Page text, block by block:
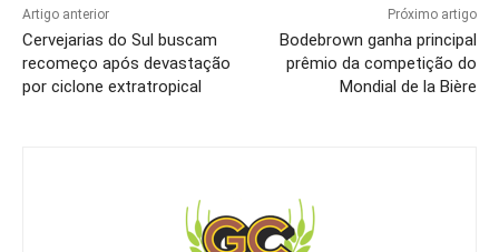
Artigo anterior
Cervejarias do Sul buscam
recomeço após devastação
por ciclone extratropical
Próximo artigo
Bodebrown ganha principal
prêmio da competição do
Mondial de la Bière